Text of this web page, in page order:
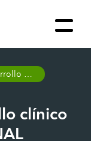
La etapa de desarrollo clínico del proyecto VACUNAL PATRIA® arroja datos favorables (AVX/COVID-12)
clínico